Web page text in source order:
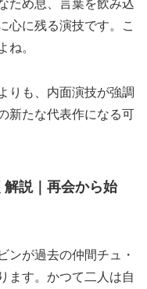
ため息、言葉を飲み込
心に残る演技です。こ
ね。
りも、内面演技が強調
新たな代表作になる可
説｜再会から始
ンが過去の仲間チュ・
ます。かつて二人は自